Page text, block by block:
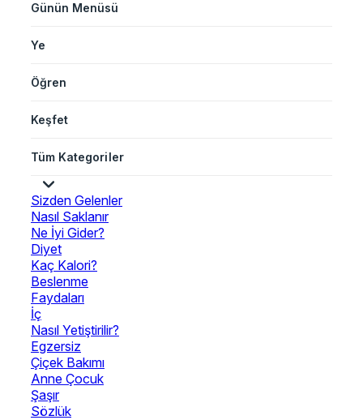
Günün Menüsü
Ye
Öğren
Keşfet
Tüm Kategoriler
Sizden Gelenler
Nasıl Saklanır
Ne İyi Gider?
Diyet
Kaç Kalori?
Beslenme
Faydaları
İç
Nasıl Yetiştirilir?
Egzersiz
Çiçek Bakımı
Anne Çocuk
Şaşır
Sözlük